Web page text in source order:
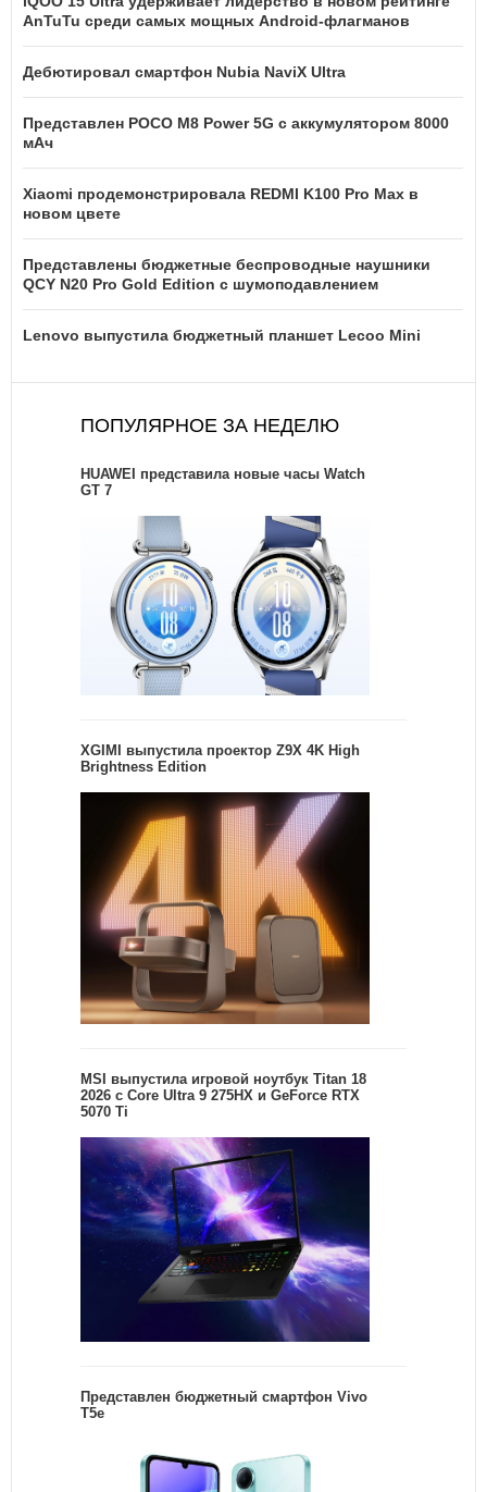
AnTuTu среди самых мощных Android-флагманов
Дебютировал смартфон Nubia NaviX Ultra
Представлен POCO M8 Power 5G с аккумулятором 8000
мАч
Xiaomi продемонстрировала REDMI K100 Pro Max в
новом цвете
Представлены бюджетные беспроводные наушники
QCY N20 Pro Gold Edition с шумоподавлением
Lenovo выпустила бюджетный планшет Lecoo Mini
ПОПУЛЯРНОЕ ЗА НЕДЕЛЮ
HUAWEI представила новые часы Watch
GT 7
XGIMI выпустила проектор Z9X 4K High
Brightness Edition
MSI выпустила игровой ноутбук Titan 18
2026 с Core Ultra 9 275HX и GeForce RTX
5070 Ti
Представлен бюджетный смартфон Vivo
T5e